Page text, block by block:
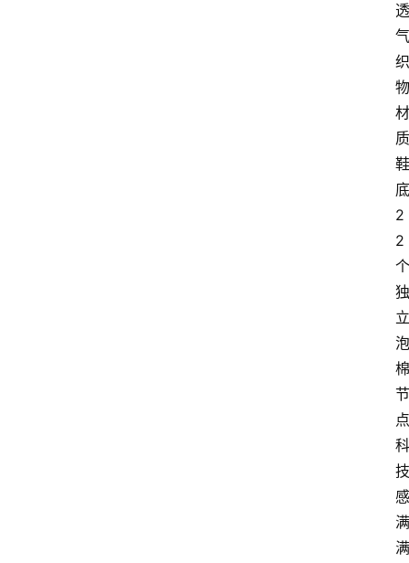
透
气
织
物
材
质
鞋
底
2
2
个
独
立
泡
棉
节
点
科
技
感
满
满